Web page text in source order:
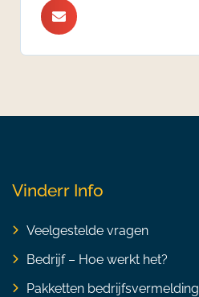
Vinderr Info
Veelgestelde vragen
Bedrijf – Hoe werkt het?
Pakketten bedrijfsvermelding